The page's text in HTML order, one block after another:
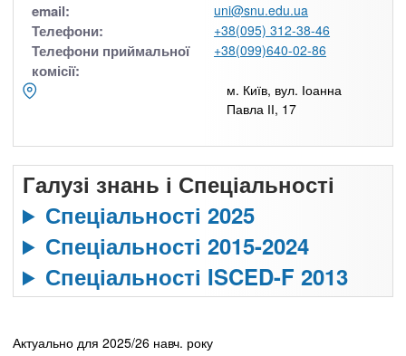
email: uni@snu.edu.ua
Телефони: +38(095) 312-38-46
Телефони приймальної
комісії:
+38(099)640-02-86
м. Київ, вул. Іоанна
Павла ІІ, 17
Галузі знань і Спеціальності
Спеціальності 2025
Спеціальності 2015-2024
Спеціальності ISCED-F 2013
Актуально для 2025/26 навч. року